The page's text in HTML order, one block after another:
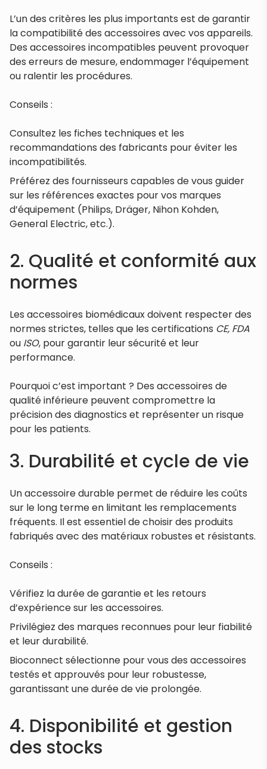
L’un des critères les plus importants est de garantir
la compatibilité des accessoires avec vos appareils.
Des accessoires incompatibles peuvent provoquer
des erreurs de mesure, endommager l’équipement
ou ralentir les procédures.
Conseils :
Consultez les fiches techniques et les
recommandations des fabricants pour éviter les
incompatibilités.
Préférez des fournisseurs capables de vous guider
sur les références exactes pour vos marques
d’équipement (Philips, Dräger, Nihon Kohden,
General Electric, etc.).
2. Qualité et conformité aux
normes
Les accessoires biomédicaux doivent respecter des
normes strictes, telles que les certifications CE, FDA
ou ISO, pour garantir leur sécurité et leur
performance.
Pourquoi c’est important ? Des accessoires de
qualité inférieure peuvent compromettre la
précision des diagnostics et représenter un risque
pour les patients.
3. Durabilité et cycle de vie
Un accessoire durable permet de réduire les coûts
sur le long terme en limitant les remplacements
fréquents. Il est essentiel de choisir des produits
fabriqués avec des matériaux robustes et résistants.
Conseils :
Vérifiez la durée de garantie et les retours
d’expérience sur les accessoires.
Privilégiez des marques reconnues pour leur fiabilité
et leur durabilité.
Bioconnect sélectionne pour vous des accessoires
testés et approuvés pour leur robustesse,
garantissant une durée de vie prolongée.
4. Disponibilité et gestion
des stocks